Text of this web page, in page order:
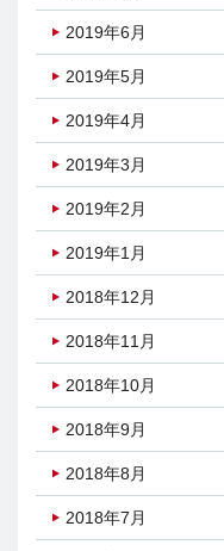
2019年6月
2019年5月
2019年4月
2019年3月
2019年2月
2019年1月
2018年12月
2018年11月
2018年10月
2018年9月
2018年8月
2018年7月